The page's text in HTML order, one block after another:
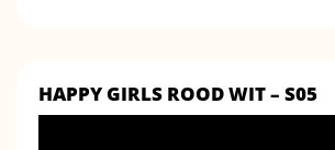
HAPPY GIRLS ROOD WIT – S05